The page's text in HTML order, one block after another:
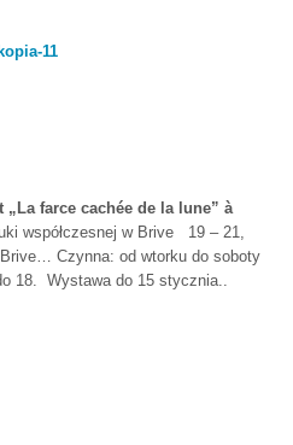
farce cachée de la lune” à
współczesnej w Brive 19 –21,
Brive… Czynna: od wtorku do soboty
18. Wystawa do 15 stycznia..